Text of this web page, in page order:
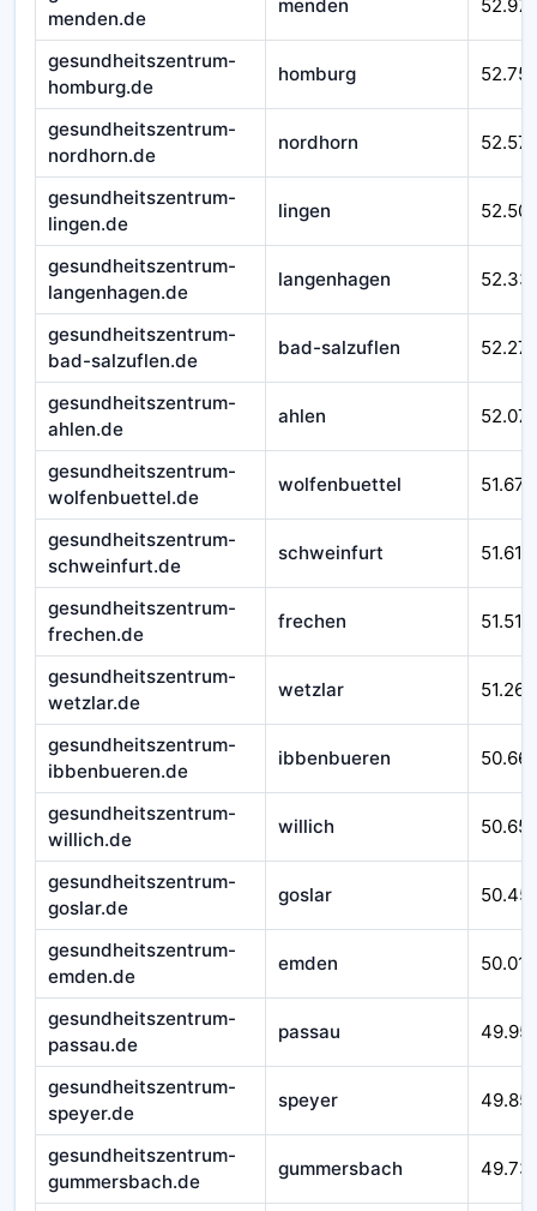
menden.de
menden
gesundheitszentrum-
homburg.de
homburg
gesundheitszentrum-
nordhorn.de
nordhorn
gesundheitszentrum-
lingen.de
lingen
gesundheitszentrum-
langenhagen.de
langenhagen
gesundheitszentrum-
bad-salzuflen.de
bad-salzuflen
gesundheitszentrum-
ahlen.de
ahlen
gesundheitszentrum-
wolfenbuettel.de
wolfenbuettel 51.670
gesundheitszentrum-
schweinfurt.de
schweinfurt 51.610
gesundheitszentrum-
frechen.de
frechen 51.510
gesundheitszentrum-
wetzlar.de
wetzlar 51.262
gesundheitszentrum-
ibbenbueren.de
ibbenbueren
gesundheitszentrum-
willich.de
willich
gesundheitszentrum-
goslar.de
goslar
gesundheitszentrum-
emden.de
emden 50.016
gesundheitszentrum-
passau.de
passau
gesundheitszentrum-
speyer.de
speyer
gesundheitszentrum-
gummersbach.de
gummersbach